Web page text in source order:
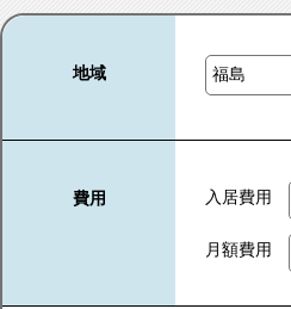
地域
費用 入居費用
月額費用